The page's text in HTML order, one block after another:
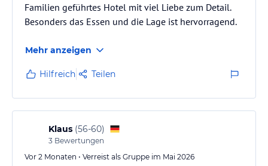
• 3 E-Tankstellen
• Pro Zimmer ein garantierter Parkplatz (kostenlos) oder
• Mehrfach gesicherte Bikegarage und Bikewaschanlage
• Verleih von Trekkingbikes, Helmen, Fahrradschlössern,
Kinder, Brettspielen, Poolspielen und Bällen
• Skischulservice Partner Skischule & Skiverleih „SkiLL“:
Ganztägige Kinderskischule ab ca. 4 1/2 Jahren. Ihre Kinder
werden nach Kursende verlässlich ins Hotel oder in den
Familien geführtes Hotel mit viel Liebe zum Detail.
Besonders das Essen und die Lage ist hervorragend.
Mehr anzeigen
Hilfreich Teilen
Klaus (56-60)
3 Bewertungen
Vor 2 Monaten • Verreist als Gruppe im Mai 2026